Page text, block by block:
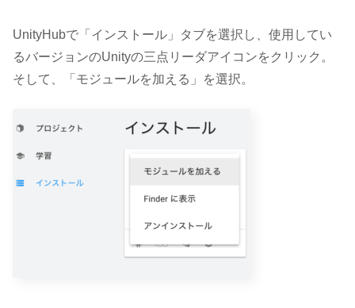
UnityHubで「インストール」タブを選択し、使用してい
るバージョンのUnityの三点リーダアイコンをクリック。
そして、「モジュールを加える」を選択。